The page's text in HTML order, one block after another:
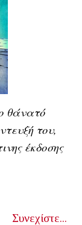
θάνατό
του,
έκδοσης
Συνεχίστε...